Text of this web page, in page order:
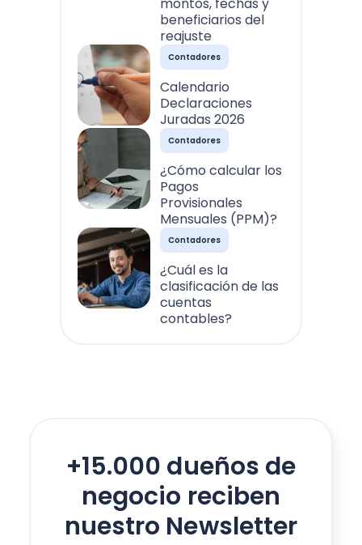
montos, fechas y
beneficiarios del
reajuste
Contadores
Calendario
Declaraciones
Juradas 2026
Contadores
¿Cómo calcular los
Pagos
Provisionales
Mensuales (PPM)?
Contadores
¿Cuál es la
clasificación de las
cuentas
contables?
+15.000 dueños de
negocio reciben
nuestro Newsletter